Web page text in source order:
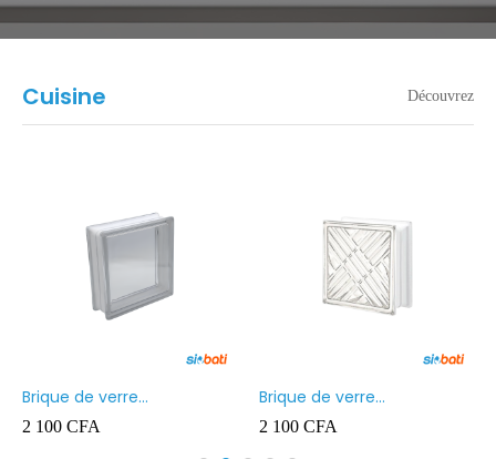
Cuisine Découvrez
Brique de verre
190X190X80MM Transparent
2 100 CFA
Brique de verre
190X190X80MM CROSS
2 100 CFA